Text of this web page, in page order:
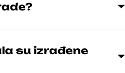
su izrađene